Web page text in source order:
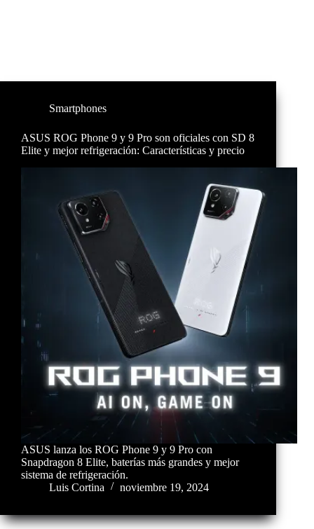
Smartphones
ASUS ROG Phone 9 y 9 Pro son oficiales con SD 8
Elite y mejor refrigeración: Características y precio
ASUS lanza los ROG Phone 9 y 9 Pro con
Snapdragon 8 Elite, baterías más grandes y mejor
sistema de refrigeración.
Luis Cortina
noviembre 19, 2024